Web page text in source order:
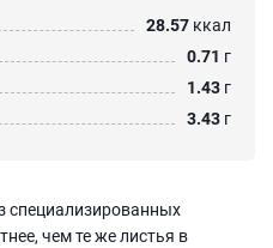
28.57 ккал
0.71 г
1.43 г
3.43 г
специализированных
чем те же листья в